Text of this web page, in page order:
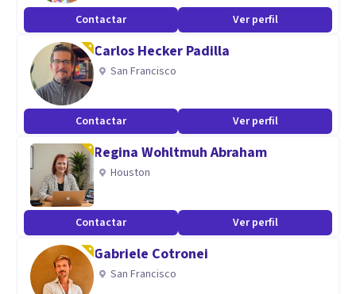
psicologiaintegral0611
477 406 9880
Especialidad
El rapport es la forma en la que se logra realizar un vinculo
con mi paciente, para así poder contar con los detalles de la
situación y a su vez poder brindar un mejor plan de
tratamiento.
Aptitudes
Mi especialidad es el área clínica y cuento con Maestría, al
trabajr en mi slogan de "Psicología integral" me permití
abarcar los problemas por lo que muchos de mis pacientes
Contactar Ver perfil
Carlos Hecker Padilla
San Francisco
Contactar Ver perfil
Regina Wohltmuh Abraham
Houston
Contactar Ver perfil
Gabriele Cotronei
San Francisco